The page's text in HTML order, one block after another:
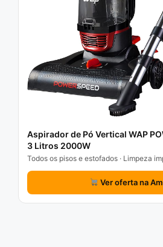
Aspirador de Pó Vertical WAP
3 Litros 2000W
Todos os pisos e estofados · Limpeza
Ver oferta na